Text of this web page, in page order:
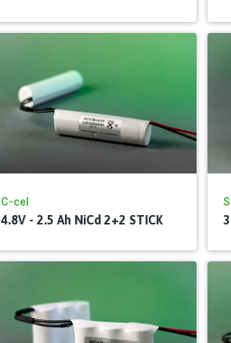
C-cel
4.8V - 2.5 Ah NiCd 2+2 STICK